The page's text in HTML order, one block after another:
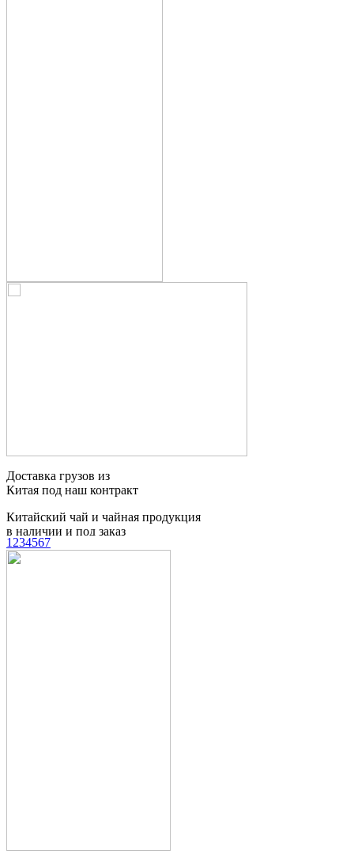
Китайский чай и чайная продукция
в наличии и под заказ
Доставка сборных
грузов из Китая
Таможенное
1234567